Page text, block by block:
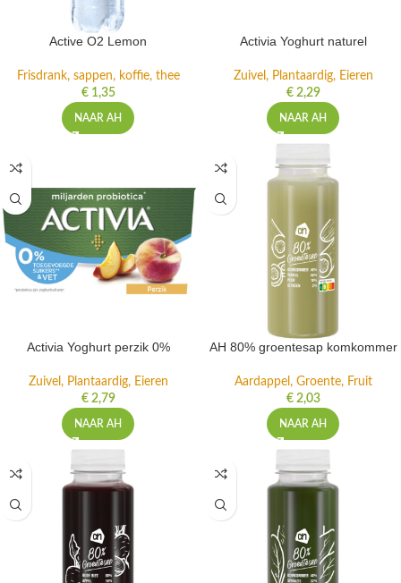
Active O2 Lemon
Frisdrank, sappen, koffie, thee
€1,35
NAAR AH
Activia Yoghurt naturel
Zuivel, Plantaardig, Eieren
€2,29
NAAR AH
Activia Yoghurt perzik 0%
Zuivel, Plantaardig, Eieren
€2,79
NAAR AH
AH 80% groentesap komkommer
Aardappel, Groente, Fruit
€2,03
NAAR AH